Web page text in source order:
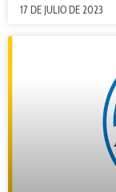
17 DE JULIO DE 2023